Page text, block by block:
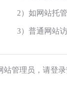
2）如网站托
3）普通网站
站管理员，请登